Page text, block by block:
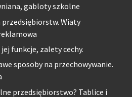
gabloty szkolne
Wiaty
funkcje, zalety cechy.
sposoby na przechowywanie.
przedsiębiorstwo? Tablice i